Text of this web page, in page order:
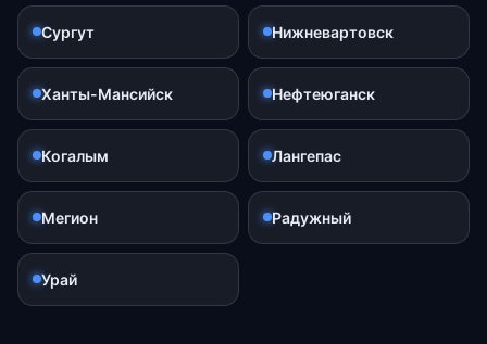
Сургут Нижневартовск
Ханты-Мансийск Нефтеюганск
Когалым Лангепас
Мегион Радужный
Урай